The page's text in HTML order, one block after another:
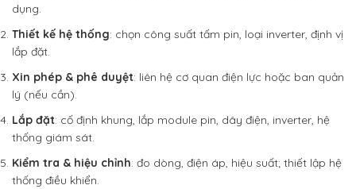
dụng.
Thiết kế hệ thống: chọn công suất tấm pin, loại inverter, định vị
lắp đặt.
Xin phép & phê duyệt: liên hệ cơ quan điện lực hoặc ban quản
lý (nếu cần).
Lắp đặt: cố định khung, lắp module pin, dây điện, inverter, hệ
thống giám sát.
Kiểm tra & hiệu chỉnh: đo dòng, điện áp, hiệu suất; thiết lập hệ
thống điều khiển.